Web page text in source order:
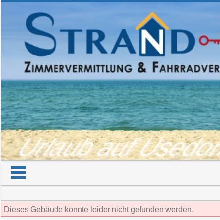
Urlaub auf
Dieses Gebäude konnte leider nicht gefunden werden.